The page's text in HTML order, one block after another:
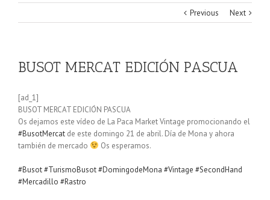
Previous Next
BUSOT MERCAT EDICIÓN PASCUA
[ad_1]
BUSOT MERCAT EDICIÓN PASCUA
Os dejamos este vídeo de La Paca Market Vintage promocionando el
#BusotMercat de este domingo 21 de abril. Día de Mona y ahora
también de mercado
Os esperamos.
#Busot#TurismoBusot#DomingodeMona #Vintage #SecondHand
#Mercadillo #Rastro